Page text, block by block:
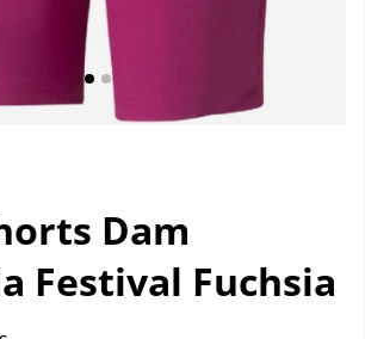
Dam
Festival Fuchsia